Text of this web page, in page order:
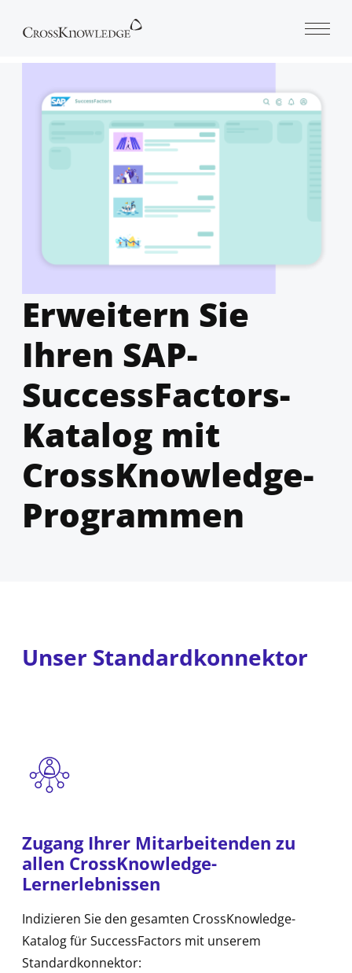
Erweitern Sie
Ihren SAP-
SuccessFactors-
Katalog mit
CrossKnowledge-
Programmen
Unser Standardkonnektor
Zugang Ihrer Mitarbeitenden zu
allen CrossKnowledge-
Lernerlebnissen
Indizieren Sie den gesamten CrossKnowledge-
Katalog für SuccessFactors mit unserem
Standardkonnektor: